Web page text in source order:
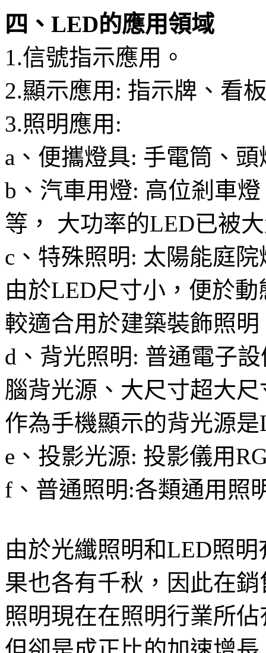
四、LED的應用領域
1.信號指示應用。
2.顯示應用: 指示牌、看
3.照明應用:
a、便攜燈具: 手電筒、
b、汽車用燈: 高位剎車
等， 大功率的LED已被
c、特殊照明: 太陽能庭
由於LED尺寸小，便於
較適合用於建築裝飾照明
d、背光照明: 普通電子
腦背光源、大尺寸超大
作為手機顯示的背光源
e、投影光源: 投影儀用
f、普通照明:各類通用照
由於光纖照明和LED照
果也各有千秋，因此在
照明現在在照明行業所